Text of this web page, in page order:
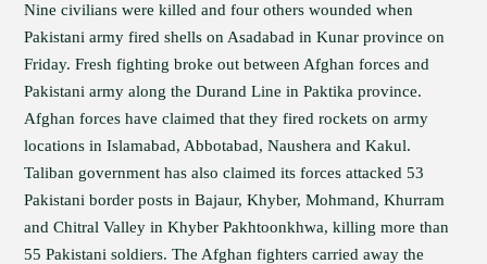
Nine civilians were killed and four others wounded when
Pakistani army fired shells on Asadabad in Kunar province on
Friday. Fresh fighting broke out between Afghan forces and
Pakistani army along the Durand Line in Paktika province.
Afghan forces have claimed that they fired rockets on army
locations in Islamabad, Abbotabad, Naushera and Kakul.
Taliban government has also claimed its forces attacked 53
Pakistani border posts in Bajaur, Khyber, Mohmand, Khurram
and Chitral Valley in Khyber Pakhtoonkhwa, killing more than
55 Pakistani soldiers. The Afghan fighters carried away the